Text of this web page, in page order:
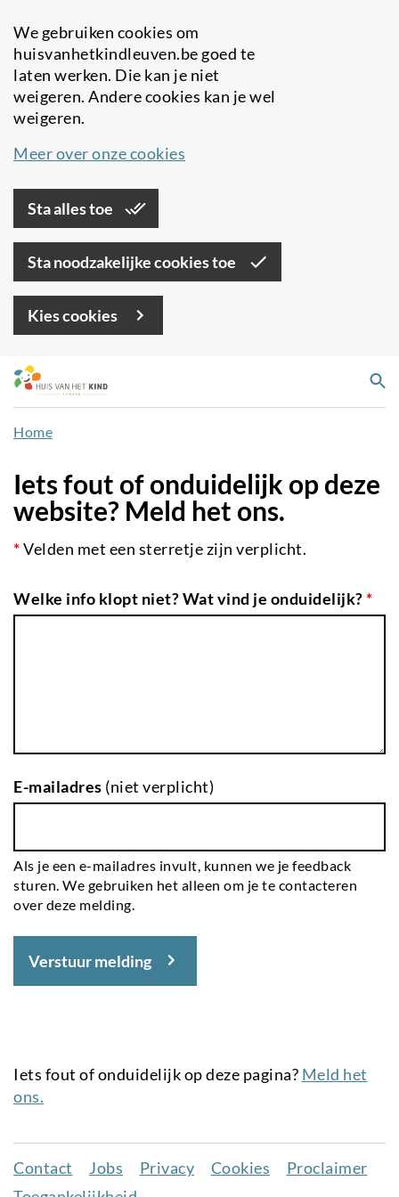
We gebruiken cookies om
huisvanhetkindleuven.be goed te
laten werken. Die kan je niet
weigeren. Andere cookies kan je wel
weigeren.
Meer over onze cookies
Sta alles toe
Sta noodzakelijke cookies toe
Kies cookies
Overslaan
en
naar
de
gaan
Home
Iets fout of onduidelijk op deze
website? Meld het ons.
*Velden met een sterretje zijn verplicht.
Welke info klopt niet? Wat vind je onduidelijk?*
E-mailadres (niet verplicht)
Als je een e-mailadres invult, kunnen we je feedback
sturen. We gebruiken het alleen om je te contacteren
over deze melding.
Verstuur melding
Iets fout of onduidelijk op deze pagina? Meld het
ons.
Juridisch
Contact Jobs Privacy Cookies
Proclaimer